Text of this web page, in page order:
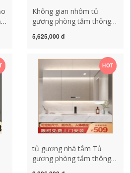
Không gian nhôm tủ
gương phòng tắm thông
đèn lưu trữ gương lưu trữ
tủ gương lavabo phòng
tắm tủ gương nhà vệ sinh
5,625,000 đ
HOT
tủ gương nhà tắm Tủ
gương phòng tắm thông